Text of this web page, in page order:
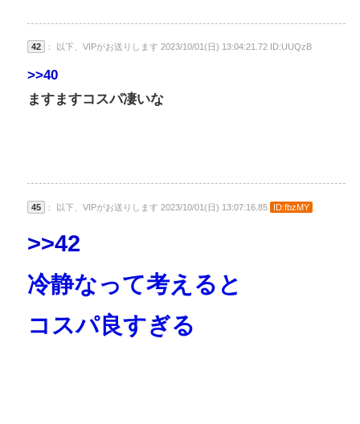
42 ： 以下、VIPがお送りします 2023/10/01(日) 13:04:21.72 ID:UUQzB
>>40
ますますコスパ凄いな
45 ： 以下、VIPがお送りします 2023/10/01(日) 13:07:16.85 ID:fbzMY
>>42
冷静なって考えると
コスパ良すぎる